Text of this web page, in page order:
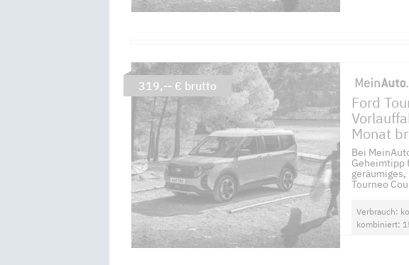
Ford
Monat
Bei
Geheimtipp
Tourneo
Verbrauch:
kombiniert:
319,-- € brutto